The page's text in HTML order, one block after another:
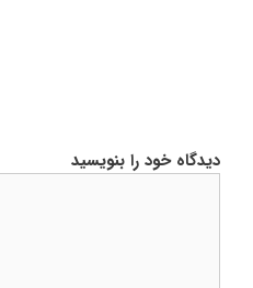
دیدگاه خود را بنویسید